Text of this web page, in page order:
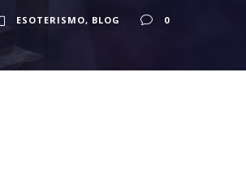
ESOTERISMO, BLOG 0